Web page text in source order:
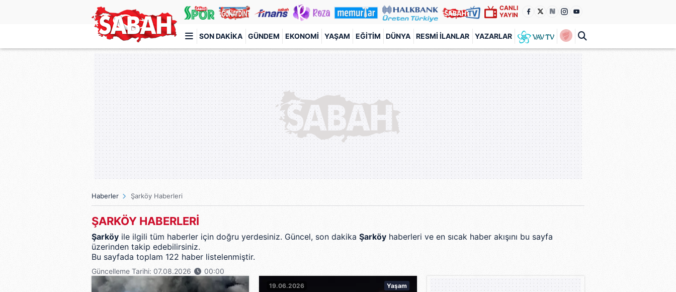
CANLI
YAYIN
SON DAKIKA GÜNDEM EKONOMI YAŞAM EĞITIM DÜNYA RESMI İLANLAR YAZARLAR
Türkiye'nin en iyi haber sitesi
Haberler Şarköy Haberleri
ŞARKÖY HABERLERİ
Şarköy ile ilgili tüm haberler için doğru yerdesiniz. Güncel, son dakika Şarköy haberleri ve en sıcak haber akışını bu sayfa
üzerinden takip edebilirsiniz.
Bu sayfada toplam 122 haber listelenmiştir.
Güncelleme Tarihi: 07.08.2026 00:00
19.06.2026 Yaşam